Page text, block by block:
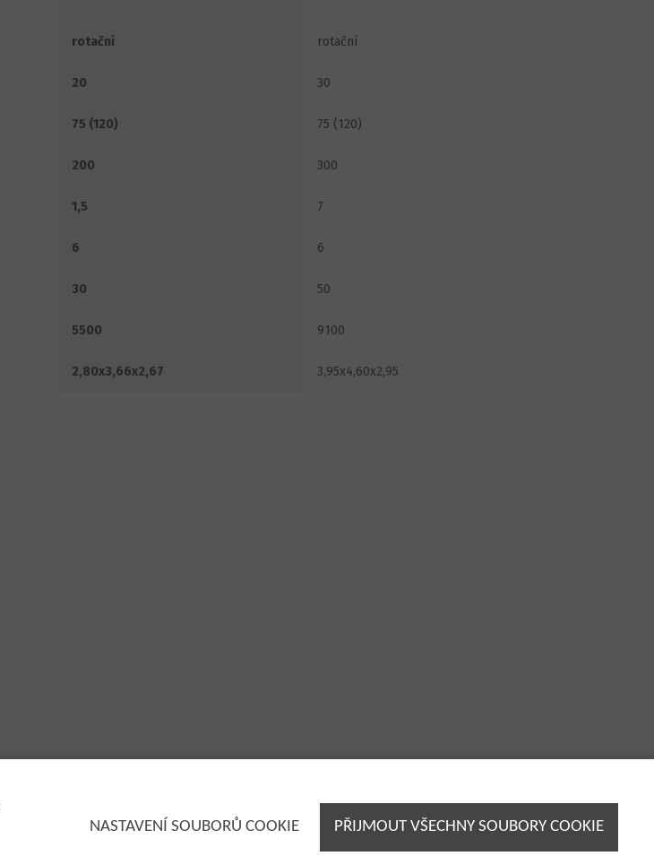
rotační rotační
20 30
75 (120) 75 (120)
200 300
1,5 7
6 6
30 50
5500 9100
2,80x3,66x2,67 3,95x4,60x2,95
NASTAVENÍ SOUBORŮ COOKIE PŘIJMOUT VŠECHNY SOUBORY COOKIE